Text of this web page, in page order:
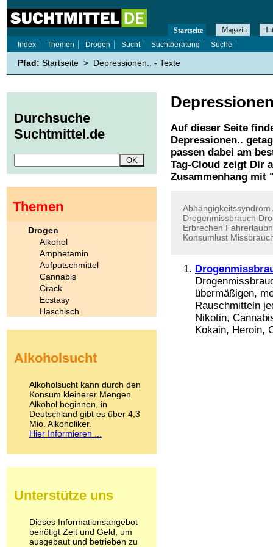
Auf dieser Seite
Depressionen..
passen dabei am
Tag-Cloud zeigt Dir
Zusammenhang mit
Abhängigkeitssyndrom
Drogenmissbrauch
Erbrechen
Konsumlust
übermäßigen,
Rauschmitteln
Nikotin,
Kokain, Heroin,
Startseite Magazin
Index
Themen Drogen Sucht Suchtberatung Suche
Pfad: Startseite > Depressionen.. - Texte
Durchsuche
Suchtmittel.de
Themen
Drogen
Alkohol
Amphetamin
Aufputschmittel
Cannabis
Crack
Ecstasy
Haschisch
Kokain
LSD
Marihuana
Medikamente
Meskalin
Metamphetamin
Methadon
Pilze
Psychopharmaka
Schlafmittel
Schmerzmittel
Alkoholsucht
Alkoholsucht kann durch den
Konsum kleinerer Mengen
Alkohol beginnen, in
Deutschland gibt es über 4,3
Mio. Alkoholiker.
Hier Informieren ...
Unterstütze uns
Dieses Informationsangebot
benötigt Zeit und Geld, um
ausgebaut und betrieben zu